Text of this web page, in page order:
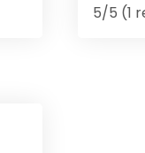
5/5 (1